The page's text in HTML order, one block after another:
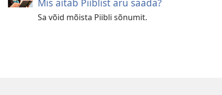
Sa võid mõista Piibli sõnumit.